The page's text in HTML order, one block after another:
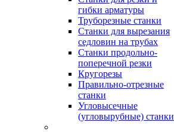
гибки арматуры
Труборезные станки
Станки для вырезания
седловин на трубаx
Станки продольно-
поперечной резки
Кругорезы
Правильно-отрезные
станки
Угловысечные
(угловырубные) станки